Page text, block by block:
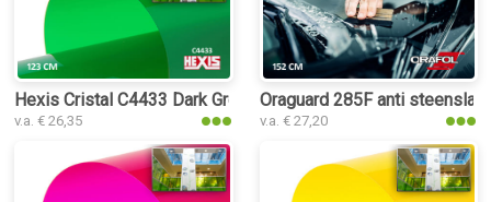
Hexis Cristal C4433 Dark Green folie
v.a. € 26,35
Oraguard 285F anti
v.a. € 27,20